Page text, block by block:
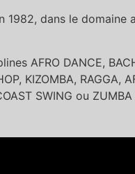
1982, dans le
AFRO DANCE,
KIZOMBA, RAGGA,
SWING ou